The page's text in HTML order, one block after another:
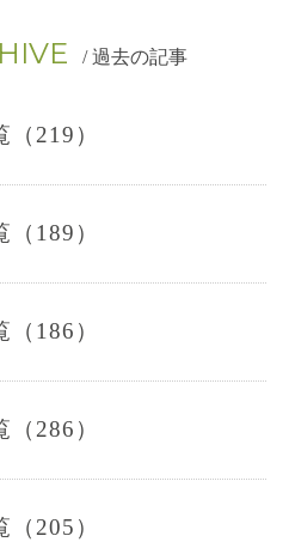
/ 過去の記事
219）
189）
186）
286）
205）